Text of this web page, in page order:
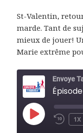
St-Valentin,
marde. Tant de
mieux de jouer!
Marie extrême
Envoye
PLAY
EPISODE
1X